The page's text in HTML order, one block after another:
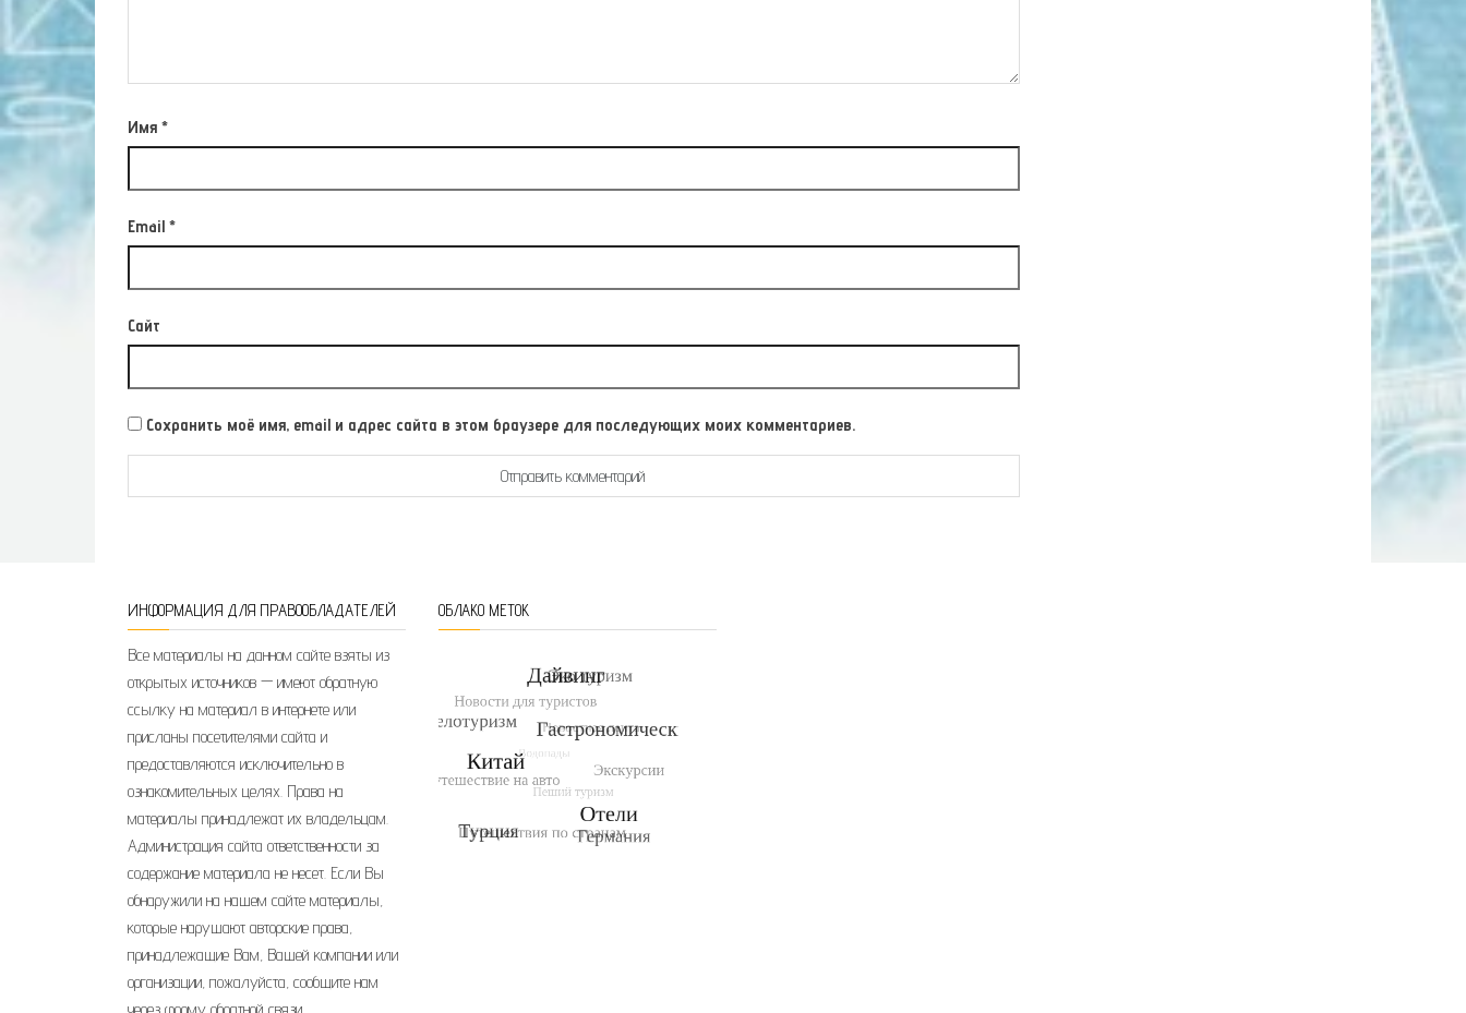
Имя *
Email *
Сайт
Сохранить моё имя, email и адрес сайта в этом браузере для последующих моих комментариев.
ИНФОРМАЦИЯ ДЛЯ ПРАВООБЛАДАТЕЛЕЙ
Все материалы на данном сайте взяты из
открытых источников — имеют обратную
ссылку на материал в интернете или
присланы посетителями сайта и
предоставляются исключительно в
ознакомительных целях. Права на
материалы принадлежат их владельцам.
Администрация сайта ответственности за
содержание материала не несет. Если Вы
обнаружили на нашем сайте материалы,
которые нарушают авторские права,
принадлежащие Вам, Вашей компании или
организации, пожалуйста, сообщите нам
ОБЛАКО МЕТОК